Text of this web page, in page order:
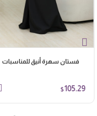
فستان سهرة أنيق للمناسبات
$105.29